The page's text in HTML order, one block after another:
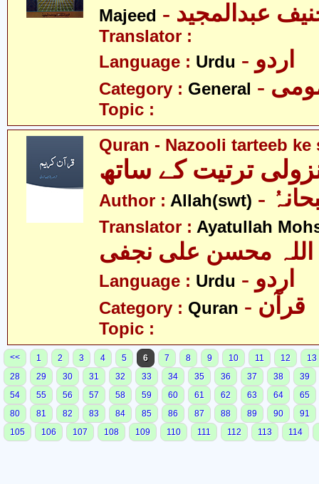
Majeed
عبدالمجید
Translator :
Language : Urdu - اردو
Category : General
Topic :
Quran - Nazooli tarteeb ke
ترتیت کے ساتھ
Author : Allah(swt)
Translator : Ayatullah
اللہ محسن علی نجفی
Language : Urdu - اردو
Category : Quran - قرآن
Topic :
<< 1 2 3 4 5 6 7 8 9 10 11 12
13
28
29 30 31 32 33 34 35 36 37 38
39
54
55 56 57 58 59 60 61 62 63 64
65
80
81 82 83 84 85 86 87 88 89 90
91
105
106 107 108 109 110 111 112 113 114